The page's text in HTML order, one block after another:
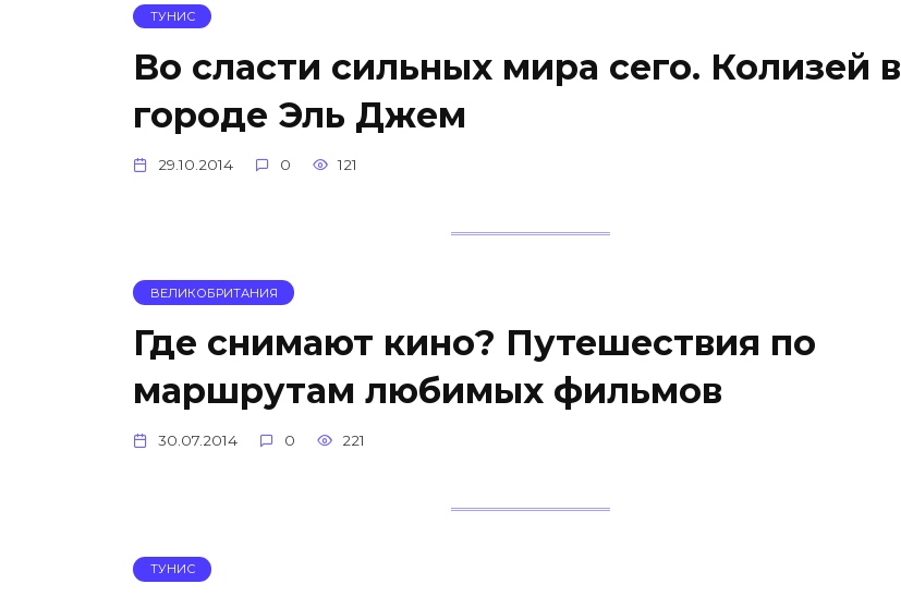
ТУНИС
Во сласти сильных мира сего. Колизей в
городе Эль Джем
29.10.2014 0 121
ВЕЛИКОБРИТАНИЯ
Где снимают кино? Путешествия по
маршрутам любимых фильмов
30.07.2014 0 221
ТУНИС